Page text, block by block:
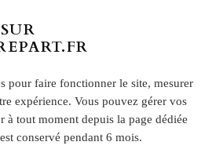
la réalisation de vos
vos propres photos, textes et
vous contactera. Ensemble, vous
de la disposition, des
modification que vous souhaitez
pour faire fonctionner le site, mesurer
expérience. Vous pouvez gérer vos
à tout moment depuis la page dédiée
conservé pendant 6 mois.